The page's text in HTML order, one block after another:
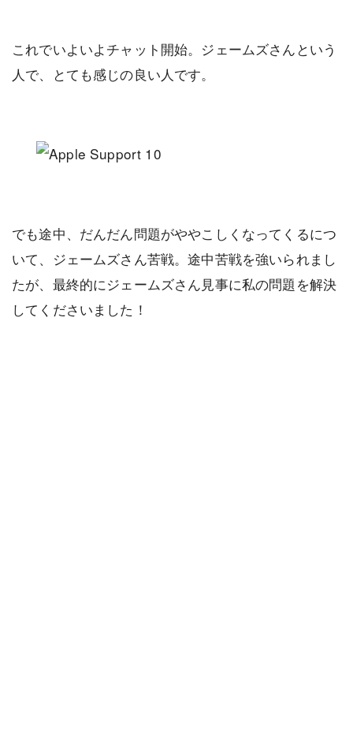
これでいよいよチャット開始。ジェームズさんという
人で、とても感じの良い人です。
でも途中、だんだん問題がややこしくなってくるにつ
いて、ジェームズさん苦戦。途中苦戦を強いられまし
たが、最終的にジェームズさん見事に私の問題を解決
してくださいました！